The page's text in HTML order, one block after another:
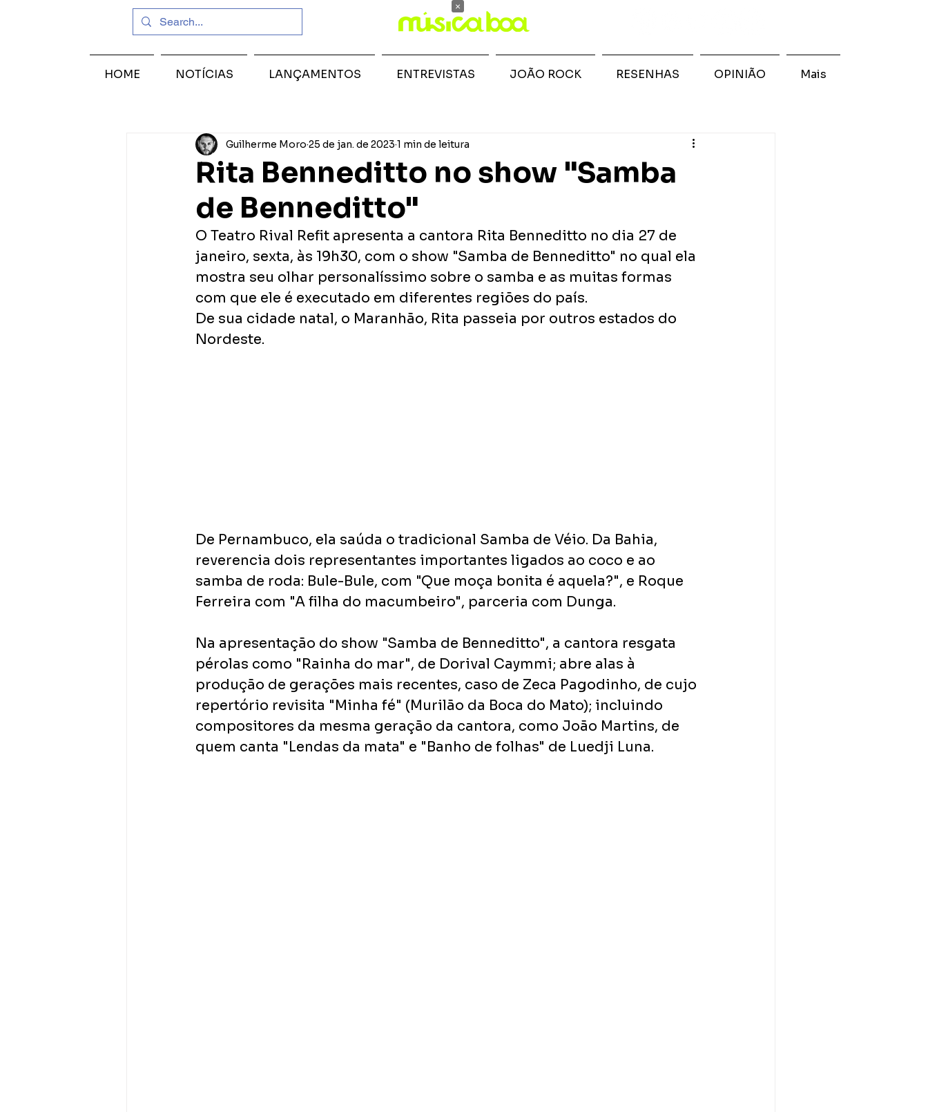
Rita Benneditto no show "Samba
de Benneditto"
Guilherme Moro 25 de jan. de 2023 1 min de leitura
O Teatro Rival Refit apresenta a cantora Rita Benneditto no dia 27 de
janeiro, sexta, às 19h30, com o show "Samba de Benneditto" no qual ela
mostra seu olhar personalíssimo sobre o samba e as muitas formas
com que ele é executado em diferentes regiões do país.
De sua cidade natal, o Maranhão, Rita passeia por outros estados do
Nordeste.
De Pernambuco, ela saúda o tradicional Samba de Véio. Da Bahia,
reverencia dois representantes importantes ligados ao coco e ao
samba de roda: Bule-Bule, com "Que moça bonita é aquela?", e Roque
Ferreira com "A filha do macumbeiro", parceria com Dunga.
Na apresentação do show "Samba de Benneditto", a cantora resgata
pérolas como "Rainha do mar", de Dorival Caymmi; abre alas à
produção de gerações mais recentes, caso de Zeca Pagodinho, de cujo
repertório revisita "Minha fé" (Murilão da Boca do Mato); incluindo
compositores da mesma geração da cantora, como João Martins, de
quem canta "Lendas da mata" e "Banho de folhas" de Luedji Luna.
HOME NOTÍCIAS LANÇAMENTOS ENTREVISTAS JOÃO ROCK RESENHAS OPINIÃO Mais
×